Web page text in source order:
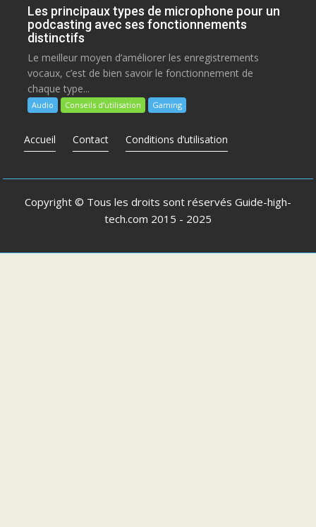
Les principaux types de microphone pour un
podcasting avec ses fonctionnements
distinctifs
Le meilleur moyen d’améliorer les enregistrements
vocaux, c’est de bien savoir le fonctionnement de
chaque type...
Audio Conseils d’utilisation Gaming
Accueil Contact Conditions d’utilisation
Copyright © Tous les droits sont réservés Guide-high-
tech.com 2015 - 2025